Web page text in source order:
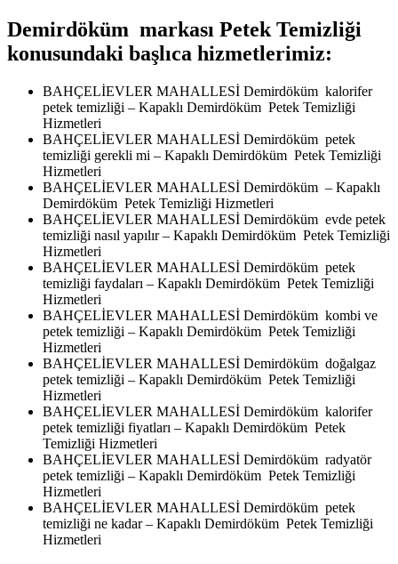
Demirdöküm markası Petek Temizliği
konusundaki başlıca hizmetlerimiz:
BAHÇELİEVLER MAHALLESİ Demirdöküm kalorifer
petek temizliği – Kapaklı Demirdöküm Petek Temizliği
Hizmetleri
BAHÇELİEVLER MAHALLESİ Demirdöküm petek
temizliği gerekli mi – Kapaklı Demirdöküm Petek Temizliği
Hizmetleri
BAHÇELİEVLER MAHALLESİ Demirdöküm – Kapaklı
Demirdöküm Petek Temizliği Hizmetleri
BAHÇELİEVLER MAHALLESİ Demirdöküm evde petek
temizliği nasıl yapılır – Kapaklı Demirdöküm Petek Temizliği
Hizmetleri
BAHÇELİEVLER MAHALLESİ Demirdöküm petek
temizliği faydaları – Kapaklı Demirdöküm Petek Temizliği
Hizmetleri
BAHÇELİEVLER MAHALLESİ Demirdöküm kombi ve
petek temizliği – Kapaklı Demirdöküm Petek Temizliği
Hizmetleri
BAHÇELİEVLER MAHALLESİ Demirdöküm doğalgaz
petek temizliği – Kapaklı Demirdöküm Petek Temizliği
Hizmetleri
BAHÇELİEVLER MAHALLESİ Demirdöküm kalorifer
petek temizliği fiyatları – Kapaklı Demirdöküm Petek
Temizliği Hizmetleri
BAHÇELİEVLER MAHALLESİ Demirdöküm radyatör
petek temizliği – Kapaklı Demirdöküm Petek Temizliği
Hizmetleri
BAHÇELİEVLER MAHALLESİ Demirdöküm petek
temizliği ne kadar – Kapaklı Demirdöküm Petek Temizliği
Hizmetleri